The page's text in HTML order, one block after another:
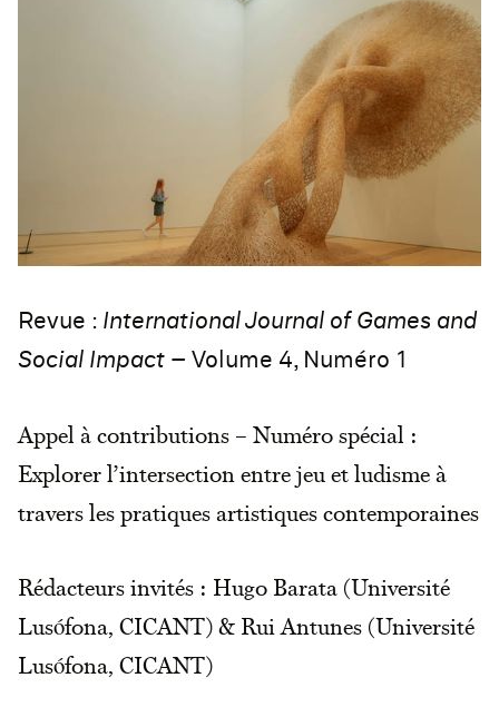
Revue : International Journal of Games and
Social Impact – Volume 4, Numéro 1
Appel à contributions – Numéro spécial :
Explorer l’intersection entre jeu et ludisme à
travers les pratiques artistiques contemporaines
Rédacteurs invités : Hugo Barata (Université
Lusófona, CICANT) & Rui Antunes (Université
Lusófona, CICANT)